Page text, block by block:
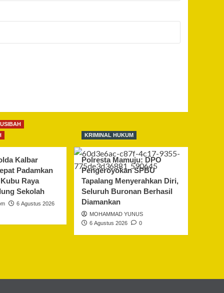
Kalbar
Padamkan
Raya
Sekolah
6 Agustus 2026
KRIMINAL HUKUM
Polresta Mamuju: DPO
Pengeroyokan SPBU
Tapalang Menyerahkan Diri,
Seluruh Buronan Berhasil
Diamankan
MOHAMMAD YUNUS
6 Agustus 2026
0